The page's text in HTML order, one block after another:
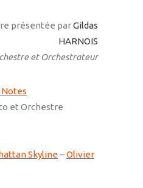
présentée parGildas
HARNOIS
et Orchestrateur
Notes
et Orchestre
Skyline–Olivier